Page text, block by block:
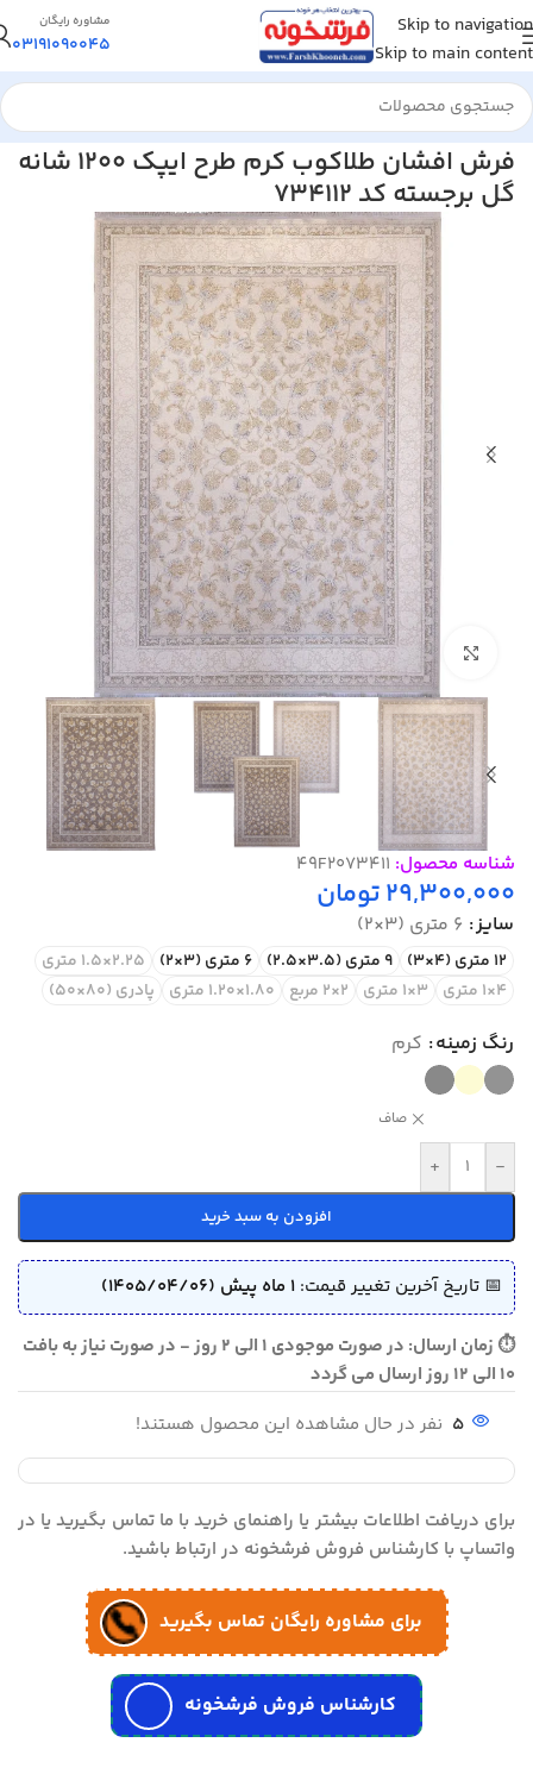
Skip to navigation
Skip to main content
مشاوره رایگان
03191090045
خانه/فرش ماشینی/فرش 1200 شانه
فرش افشان طلاکوب کرم طرح ایپک 1200 شانه
گل برجسته کد 734112
بزرگنمایی تصویر
شناسه محصول: 49F2073411
29,300,000تومان
سایز 6 متری (3×2)
12 متری (4×3) 9 متری (3.5×2.5) 6 متری (3×2)
2.25×1.5 متری
4×1 متری
3×1 متری 2×2 مربع 1.80×1.20 متری پادری (80×50)
رنگ زمینه کرم
صاف
-
+
افزودن به سبد خرید
📅 تاریخ آخرین تغییر قیمت: 1 ماه پیش (1405/04/06)
⏱ زمان ارسال: در صورت موجودی 1 الی 2 روز - در صورت نیاز به بافت
10 الی 12 روز ارسال می گردد
5 نفر در حال مشاهده این محصول هستند!
برای دریافت اطلاعات بیشتر یا راهنمای خرید با ما تماس بگیرید یا در
واتساپ با کارشناس فروش فرشخونه در ارتباط باشید.
برای مشاوره رایگان تماس بگیرید
کارشناس فروش فرشخونه